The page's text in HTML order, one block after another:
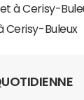
à Cerisy-
Cerisy-Buleux